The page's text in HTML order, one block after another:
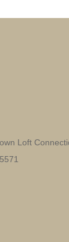
Loft